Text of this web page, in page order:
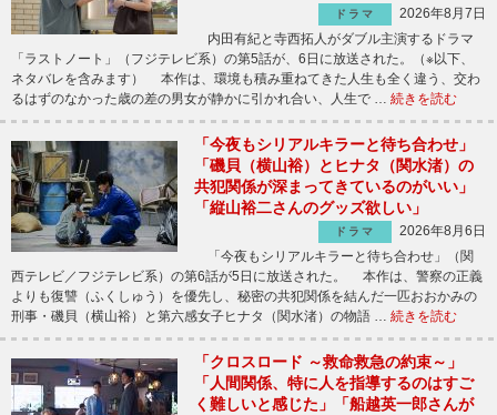
ドラマ
2026年8月7日
内田有紀と寺西拓人がダブル主演するドラマ
「ラストノート」（フジテレビ系）の第5話が、6日に放送された。（※以下、
ネタバレを含みます） 本作は、環境も積み重ねてきた人生も全く違う、交わ
るはずのなかった歳の差の男女が静かに引かれ合い、人生で … 続きを読む
「今夜もシリアルキラーと待ち合わせ」
「磯貝（横山裕）とヒナタ（関水渚）の
共犯関係が深まってきているのがいい」
「縦山裕二さんのグッズ欲しい」
ドラマ
2026年8月6日
「今夜もシリアルキラーと待ち合わせ」（関
西テレビ／フジテレビ系）の第6話が5日に放送された。 本作は、警察の正義
よりも復讐（ふくしゅう）を優先し、秘密の共犯関係を結んだ一匹おおかみの
刑事・磯貝（横山裕）と第六感女子ヒナタ（関水渚）の物語 … 続きを読む
「クロスロード ～救命救急の約束～」
「人間関係、特に人を指導するのはすご
く難しいと感じた」「船越英一郎さんが